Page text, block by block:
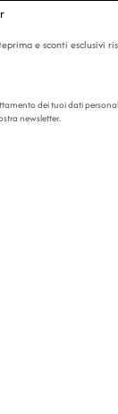
e sconti esclusivi
dei tuoi dati
newsletter.